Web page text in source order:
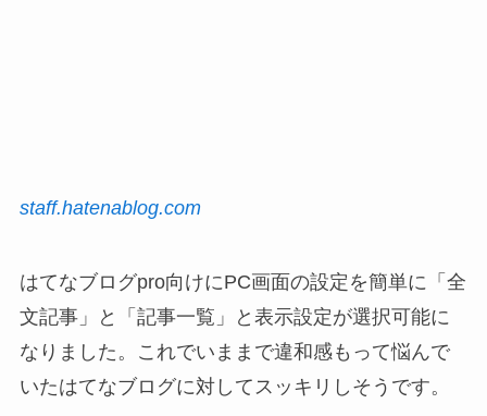
staff.hatenablog.com
はてなブログpro向けにPC画面の設定を簡単に「全
文記事」と「記事一覧」と表示設定が選択可能に
なりました。これでいままで違和感もって悩んで
いたはてなブログに対してスッキリしそうです。